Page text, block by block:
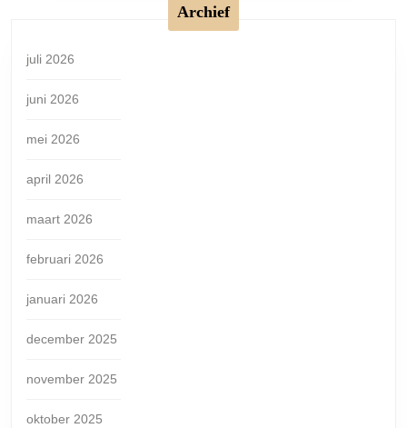
Archief
juli 2026
juni 2026
mei 2026
april 2026
maart 2026
februari 2026
januari 2026
december 2025
november 2025
oktober 2025